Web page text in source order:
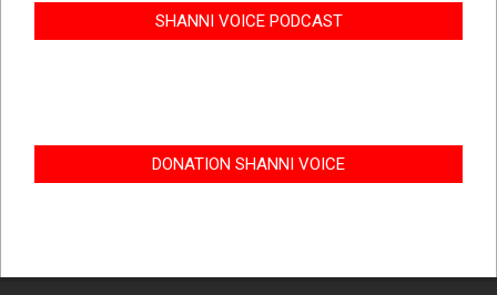
SHANNI VOICE PODCAST
DONATION SHANNI VOICE